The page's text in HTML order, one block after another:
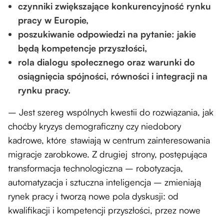
czynniki zwiększające konkurencyjność rynku
pracy w Europie,
poszukiwanie odpowiedzi na pytanie: jakie
będą kompetencje przyszłości,
rola dialogu społecznego oraz warunki do
osiągnięcia spójności, równości i integracji na
rynku pracy.
– Jest szereg wspólnych kwestii do rozwiązania, jak
choćby kryzys demograficzny czy niedobory
kadrowe, które stawiają w centrum zainteresowania
migracje zarobkowe. Z drugiej strony, postępująca
transformacja technologiczna – robotyzacja,
automatyzacja i sztuczna inteligencja – zmieniają
rynek pracy i tworzą nowe pola dyskusji: od
kwalifikacji i kompetencji przyszłości, przez nowe